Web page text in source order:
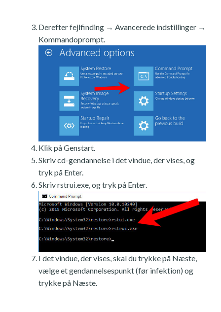
Derefter fejlfinding → Avancerede indstillinger →
Kommandoprompt.
Klik på Genstart.
Skriv cd-gendannelse i det vindue, der vises, og
tryk på Enter.
Skriv rstrui.exe, og tryk på Enter.
I det vindue, der vises, skal du trykke på Næste,
vælge et gendannelsespunkt (før infektion) og
trykke på Næste.